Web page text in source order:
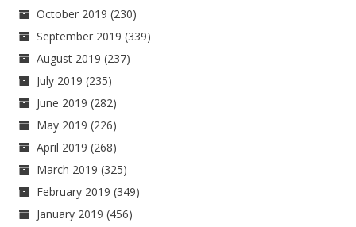
October 2019 (230)
September 2019 (339)
August 2019 (237)
July 2019 (235)
June 2019 (282)
May 2019 (226)
April 2019 (268)
March 2019 (325)
February 2019 (349)
January 2019 (456)